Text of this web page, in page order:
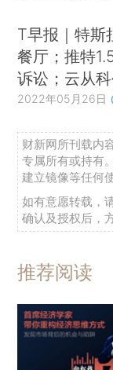
T早报｜特斯
餐厅；推特
诉讼；云从
2022年05月26日
财新网所刊载内
专属所有或持有
建立镜像等任何
如有意愿转载，
确认及授权后，
推荐阅读